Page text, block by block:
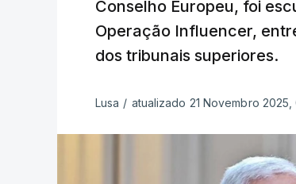
Conselho Europeu, foi
Operação Influencer,
dos tribunais superiores.
Lusa / atualizado 21 Novembro 2025,